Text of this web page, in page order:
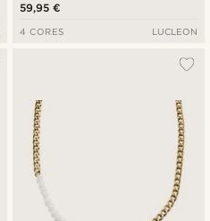
59,95 €
4 CORES LUCLEON